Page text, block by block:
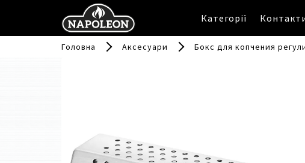
Категорії
Головна Аксесуари Бокс для копчения